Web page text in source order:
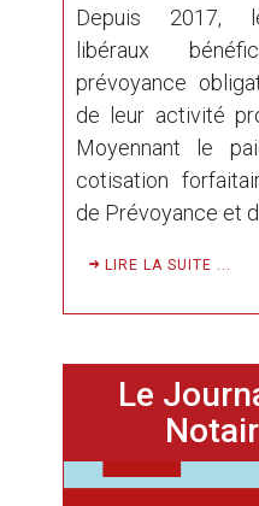
Depuis 2017,
libéraux
prévoyance
de leur activité
Moyennant le
cotisation
de Prévoyance et
LIRE LA SUITE ...
Le